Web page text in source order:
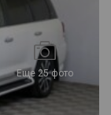
Еще 25 фото